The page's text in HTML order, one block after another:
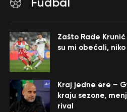
Zašto Rade
su mi obećali,
Kraj jedne ere –
kraju sezone,
rival